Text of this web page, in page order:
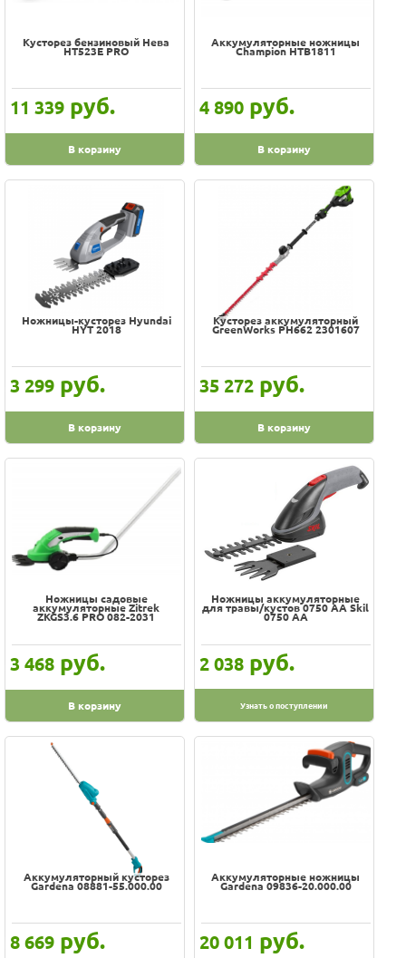
Кусторез бензиновый Нева
HT523E PRO
11 339 руб.
В корзину
Аккумуляторные ножницы
Champion HTB1811
4 890 руб.
В корзину
Ножницы-кусторез Hyundai
HYT 2018
3 299 руб.
В корзину
Кусторез аккумуляторный
GreenWorks PH662 2301607
35 272 руб.
В корзину
Ножницы садовые
аккумуляторные Zitrek
ZKGS3.6 PRO 082-2031
3 468 руб.
В корзину
Ножницы аккумуляторные
для травы/кустов 0750 AA Skil
0750 AA
2 038 руб.
Узнать о поступлении
Аккумуляторный кусторез
Gardena 08881-55.000.00
8 669 руб.
Аккумуляторные ножницы
Gardena 09836-20.000.00
20 011 руб.